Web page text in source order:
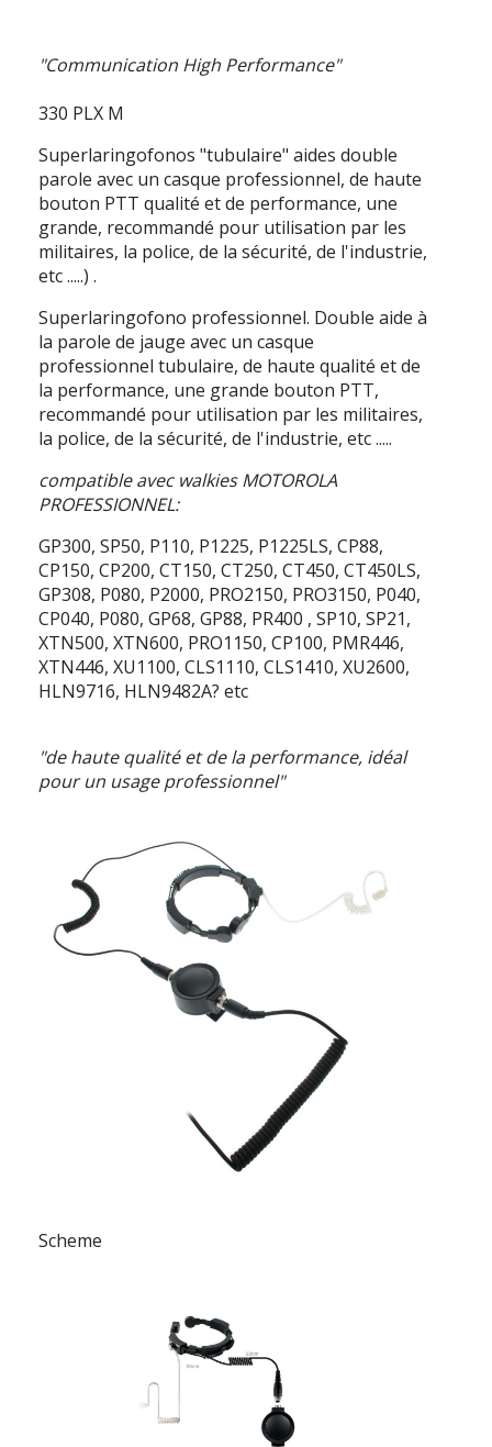
"Communication High Performance"
330 PLX M
Superlaringofonos "tubulaire" aides double
parole avec un casque professionnel, de haute
bouton PTT qualité et de performance, une
grande, recommandé pour utilisation par les
militaires, la police, de la sécurité, de l'industrie,
etc .....) .
Superlaringofono professionnel. Double aide à
la parole de jauge avec un casque
professionnel tubulaire, de haute qualité et de
la performance, une grande bouton PTT,
recommandé pour utilisation par les militaires,
la police, de la sécurité, de l'industrie, etc .....
compatible avec walkies MOTOROLA
PROFESSIONNEL:
GP300, SP50, P110, P1225, P1225LS, CP88,
CP150, CP200, CT150, CT250, CT450, CT450LS,
GP308, P080, P2000, PRO2150, PRO3150, P040,
CP040, P080, GP68, GP88, PR400 , SP10, SP21,
XTN500, XTN600, PRO1150, CP100, PMR446,
XTN446, XU1100, CLS1110, CLS1410, XU2600,
HLN9716, HLN9482A? etc
"de haute qualité et de la performance, idéal
pour un usage professionnel"
Scheme